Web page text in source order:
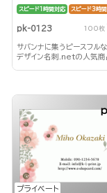
スピード1時間対応 スピード3時
pk-0123 100枚
サバンナに集うピースフルな
デザイン名刺.netの人気商
プライベート